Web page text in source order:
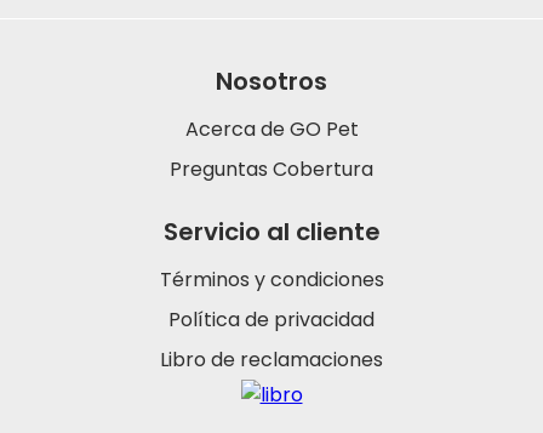
Servicio al cliente
Términos y condiciones
Política de privacidad
Libro de reclamaciones
Nosotros
Acerca de GO Pet
Preguntas Cobertura